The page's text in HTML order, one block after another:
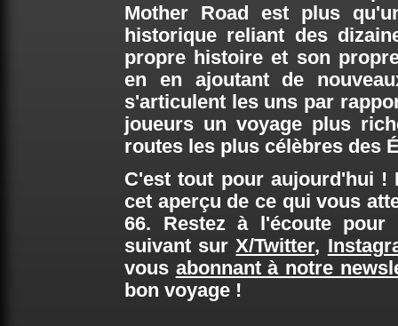
Mother Road est plus
historique reliant des
propre histoire et son
en en ajoutant de
s'articulent les uns par
joueurs un voyage plus
routes les plus célèbres des
C'est tout pour aujourd'hui !
cet aperçu de ce qui vous
66. Restez à l'écoute
suivant surX/Twitter,
vous abonnant à notre
bon voyage !